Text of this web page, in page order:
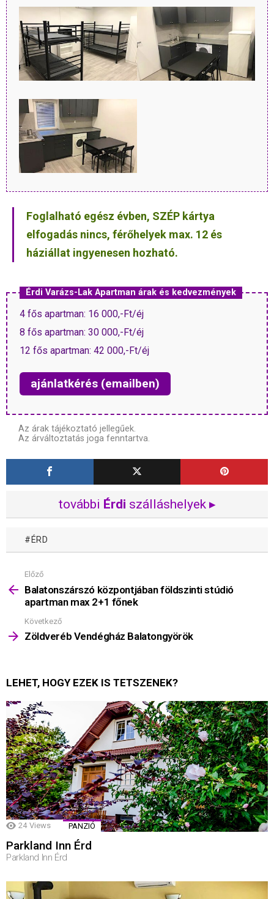
Foglalható egész évben, SZÉP kártya
elfogadás nincs, férőhelyek max. 12 és
háziállat ingyenesen hozható.
Érdi Varázs-Lak Apartman árak és kedvezmények
4 fős apartman: 16 000,-Ft/éj
8 fős apartman: 30 000,-Ft/éj
12 fős apartman: 42 000,-Ft/éj
ajánlatkérés (emailben)
Az árak tájékoztató jellegűek.
Az árváltoztatás joga fenntartva.
további Érdi szálláshelyek ▸
ÉRD
Mutass
többet
Előző
Balatonszárszó központjában földszinti stúdió
apartman max 2+1 főnek
Következő
Zöldveréb Vendégház Balatongyörök
LEHET, HOGY EZEK IS TETSZENEK?
24 Views PANZIÓ
Parkland Inn Érd
Parkland Inn Érd